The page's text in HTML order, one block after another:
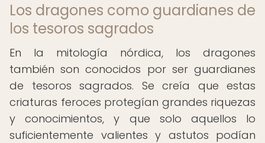
Los dragones como guardianes de
los tesoros sagrados
En la mitología nórdica, los dragones
también son conocidos por ser guardianes
de tesoros sagrados. Se creía que estas
criaturas feroces protegían grandes riquezas
y conocimientos, y que solo aquellos lo
suficientemente valientes y astutos podían